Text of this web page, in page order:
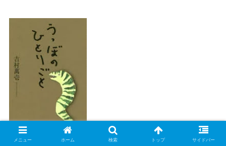
メニュー ホーム 検索 トップ サイドバー